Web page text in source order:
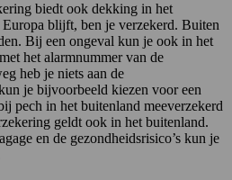
biedt ook dekking in het
blijft, ben je verzekerd. Buiten
Bij een ongeval kun je ook in het
het alarmnummer van de
heb je niets aan de
je bijvoorbeeld kiezen voor een
pech in het buitenland meeverzekerd
geldt ook in het buitenland.
en de gezondheidsrisico’s kun je